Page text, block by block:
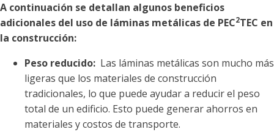
A continuación se detallan algunos beneficios
adicionales del uso de láminas metálicas de PEC2TEC en
la construcción:
Peso reducido: Las láminas metálicas son mucho más
ligeras que los materiales de construcción
tradicionales, lo que puede ayudar a reducir el peso
total de un edificio. Esto puede generar ahorros en
materiales y costos de transporte.